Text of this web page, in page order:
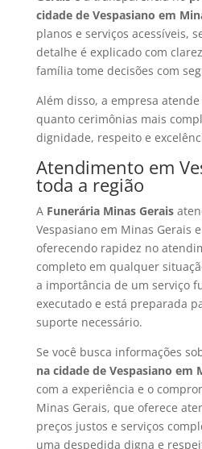
cidade de Vespasiano em
planos e serviços acessíveis,
detalhe é explicado com
família tome decisões com
Além disso, a empresa
quanto cerimônias mais
dignidade, respeito e
Atendimento em
toda a região
A Funerária Minas Gerais
Vespasiano em Minas Gerais
oferecendo rapidez no
completo em qualquer
a importância de um serviço
executado e está preparada
suporte necessário.
Se você busca informações
na cidade de Vespasiano em
com a experiência e o
Minas Gerais, que oferece
preços justos e serviços
uma despedida digna e